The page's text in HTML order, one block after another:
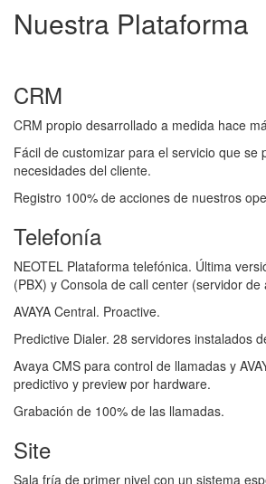
Nuestra Plataforma
CRM
CRM propio desarrollado a medida hace
Fácil de customizar para el servicio que se
necesidades del cliente.
Registro 100% de acciones de nuestros
Telefonía
NEOTEL Plataforma telefónica. Última
(PBX) y Consola de call center (servidor de
AVAYA Central. Proactive.
Predictive Dialer. 28 servidores instalados
Avaya CMS para control de llamadas y
predictivo y preview por hardware.
Grabación de 100% de las llamadas.
Site
Sala fría de primer nivel con un sistema